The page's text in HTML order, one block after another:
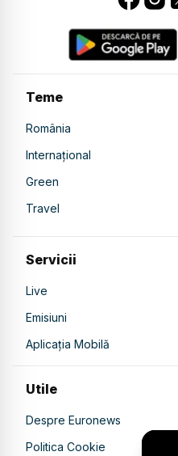
Teme
România
Internațional
Green
Travel
Servicii
Live
Emisiuni
Aplicația Mobilă
Utile
Despre Euronews
Politica Cookie